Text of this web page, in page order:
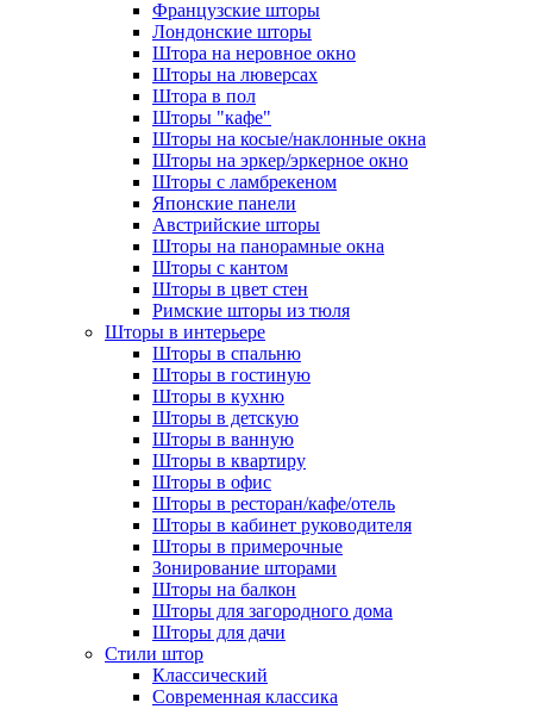
Французские шторы
Лондонские шторы
Штора на неровное окно
Шторы на люверсах
Штора в пол
Шторы "кафе"
Шторы на косые/наклонные окна
Шторы на эркер/эркерное окно
Шторы с ламбрекеном
Японские панели
Австрийские шторы
Шторы на панорамные окна
Шторы с кантом
Шторы в цвет стен
Римские шторы из тюля
Шторы в интерьере
Шторы в спальню
Шторы в гостиную
Шторы в кухню
Шторы в детскую
Шторы в ванную
Шторы в квартиру
Шторы в офис
Шторы в ресторан/кафе/отель
Шторы в кабинет руководителя
Шторы в примерочные
Зонирование шторами
Шторы на балкон
Шторы для загородного дома
Шторы для дачи
Стили штор
Классический
Современная классика